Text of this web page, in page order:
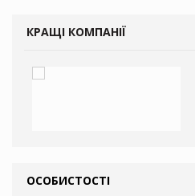
КРАЩІ КОМПАНІЇ
ОСОБИСТОСТІ